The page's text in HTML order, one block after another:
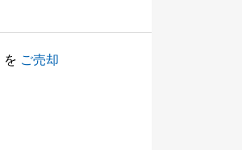
を ご売却